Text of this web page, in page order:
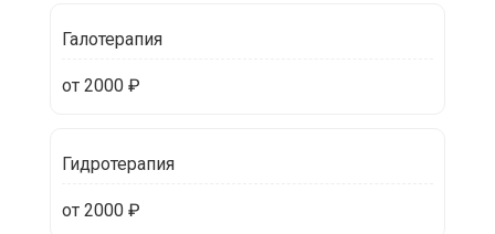
Галотерапия
от 2000 ₽
Гидротерапия
от 2000 ₽